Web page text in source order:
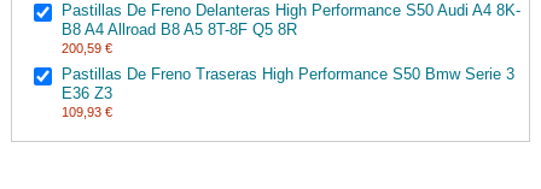
Pastillas De Freno Delanteras High Performance S50 Audi A4 8K-
B8 A4 Allroad B8 A5 8T-8F Q5 8R
200,59 €
Pastillas De Freno Traseras High Performance S50 Bmw Serie 3
E36 Z3
109,93 €